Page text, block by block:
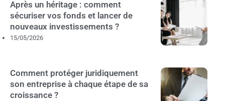
Après un héritage : comment
sécuriser vos fonds et lancer de
nouveaux investissements ?
15/05/2026
Comment protéger juridiquement
son entreprise à chaque étape de sa
croissance ?